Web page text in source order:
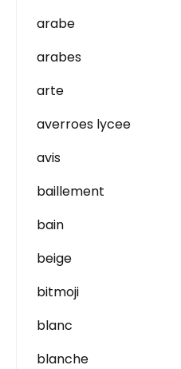
arabe
arabes
arte
averroes lycee
avis
baillement
bain
beige
bitmoji
blanc
blanche